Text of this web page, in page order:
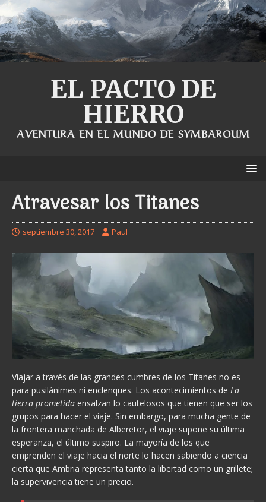
EL PACTO DE
HIERRO
AVENTURA EN EL MUNDO DE SYMBAROUM
Atravesar los Titanes
septiembre 30, 2017 Paul
Viajar a través de las grandes cumbres de los Titanes no es
para pusilánimes ni enclenques. Los acontecimientos de La
tierra prometida ensalzan lo cautelosos que tienen que ser los
grupos para hacer el viaje. Sin embargo, para mucha gente de
la frontera manchada de Alberetor, el viaje supone su última
esperanza, el último suspiro. La mayoría de los que
emprenden el viaje hacia el norte lo hacen sabiendo a ciencia
cierta que Ambria representa tanto la libertad como un grillete;
la supervivencia tiene un precio.